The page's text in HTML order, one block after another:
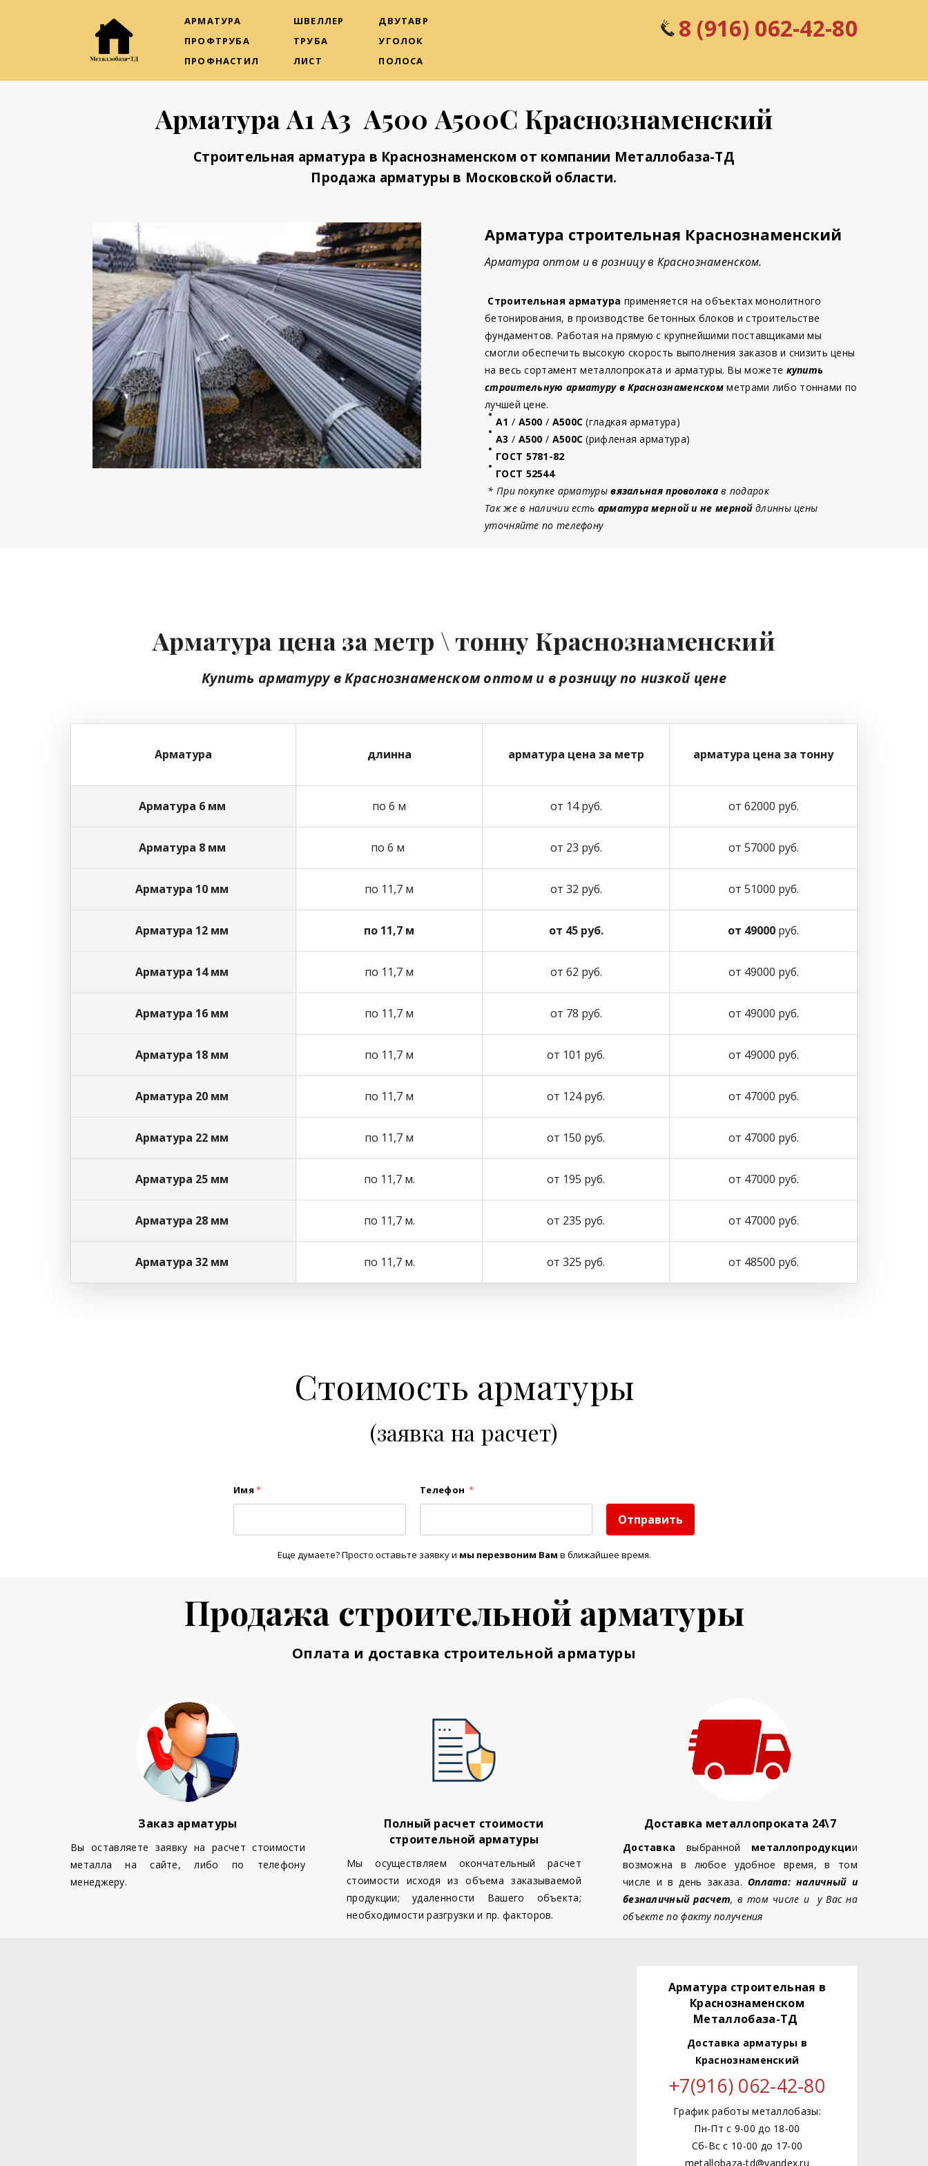
АРМАТУРА
ПРОФТРУБА
ПРОФНАСТИЛ
ШВЕЛЛЕР
ТРУБА
ЛИСТ
ДВУТАВР
УГОЛОК
ПОЛОСА
8 (916) 062-42-80
Арматура А1 А3 А500 А500С Краснознаменский
Строительная арматура в Краснознаменском от компании Металлобаза-ТД
Продажа арматуры в Московской области.
Арматура строительная Краснознаменский
Арматура оптом и в розницу в Краснознаменском.
Строительная арматура применяется на объектах монолитного
бетонирования, в производстве бетонных блоков и строительстве
фундаментов. Работая на прямую с крупнейшими поставщиками мы
смогли обеспечить высокую скорость выполнения заказов и снизить цены
на весь сортамент металлопроката и арматуры. Вы можете купить
строительную арматуру в Краснознаменскомметрами либо тоннами по
лучшей цене.
А1 / А500 / А500С (гладкая арматура)
А3 / А500 / А500С (рифленая арматура)
ГОСТ 5781-82
ГОСТ 52544
* При покупке арматурывязальная проволокав подарок
Так же в наличии есть арматура мерной и не мернойдлинны цены
уточняйте по телефону
Арматура цена за метр \ тонну Краснознаменский
Купить арматуру в Краснознаменскомоптоми в розницупо низкой цене
Арматура длинна арматура цена за метр арматура цена за тонну
Арматура 6 мм по 6 м от 14 руб. от 62000 руб.
Арматура 8 мм по 6 м от 23 руб. от 57000 руб.
Арматура 10 мм по 11,7 м от 32 руб. от 51000 руб.
Арматура 12 мм по 11,7 м от 45 руб. от 49000 руб.
Арматура 14 мм по 11,7 м от 62 руб. от 49000 руб.
Арматура 16 мм по 11,7 м от 78 руб. от 49000 руб.
Арматура 18 мм по 11,7 м от 101 руб. от 49000 руб.
Арматура 20 мм по 11,7 м от 124 руб. от 47000 руб.
Арматура 22 мм по 11,7 м от 150 руб. от 47000 руб.
Арматура 25 мм по 11,7 м. от 195 руб. от 47000 руб.
Арматура 28 мм по 11,7 м. от 235 руб. от 47000 руб.
Арматура 32 мм по 11,7 м. от 325 руб. от 48500 руб.
Стоимость арматуры
(заявка на расчет)
Имя * Телефон *
Отправить
Еще думаете? Просто оставьте заявку и мы перезвоним Вам в ближайшее время.
Продажа строительной арматуры
Оплата и доставка строительной арматуры
Заказ арматуры
Вы оставляете заявку на расчет стоимости
металла на сайте, либо по телефону
менеджеру.
Полный расчет стоимости
строительной арматуры
Мы осуществляем окончательный расчет
стоимости исходя из объема заказываемой
продукции; удаленности Вашего объекта;
необходимости разгрузки и пр. факторов.
Доставка металлопроката 24\7
Доставка выбранной металлопродукции
возможна в любое удобное время, в том
числе и в день заказа. Оплата: наличный и
безналичный расчет, в том числе и у Вас на
объекте по факту получения
Арматура строительная в
Краснознаменском
Металлобаза-ТД
Доставка арматуры в
Краснознаменский
+7(916) 062-42-80
График работы металлобазы:
Пн-Пт с 9-00 до 18-00
Сб-Вс с 10-00 до 17-00
metallobaza-td@yandex.ru